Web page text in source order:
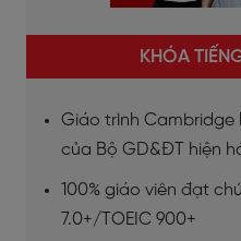
KHÓA
Giáo trình Cambridge
của Bộ GD&ĐT hiện
100% giáo viên đạt
7.0+/TOEIC 900+